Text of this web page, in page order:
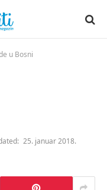
u Bosni
25. januar 2018.